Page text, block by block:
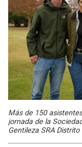
Más de 150
jornada de la
Gentileza SRA Distrito